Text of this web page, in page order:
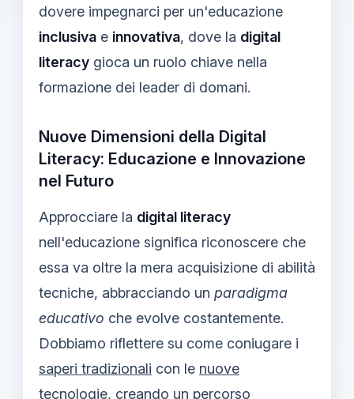
dovere impegnarci per un'educazione
inclusiva e innovativa, dove la digital
literacy gioca un ruolo chiave nella
formazione dei leader di domani.
Nuove Dimensioni della Digital
Literacy: Educazione e Innovazione
nel Futuro
Approcciare la digital literacy
nell'educazione significa riconoscere che
essa va oltre la mera acquisizione di abilità
tecniche, abbracciando un paradigma
educativo che evolve costantemente.
Dobbiamo riflettere su come coniugare i
saperi tradizionali con le nuove
tecnologie, creando un percorso